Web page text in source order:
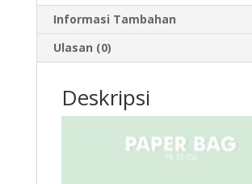
Informasi Tambahan
Ulasan (0)
Deskripsi